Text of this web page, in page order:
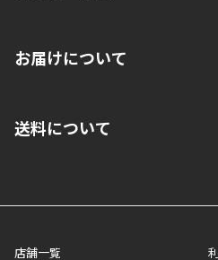
いいただくことはできません。ご了
■代金引換(代引)※手数料がかかり
■商品によっては一部決済方法が使
お届けについて
ご注文が確認出来次第、1～4営業
業日にてお引渡しとなります。(離
メーカー直送品など一部商品につ
送料について
店舗一覧